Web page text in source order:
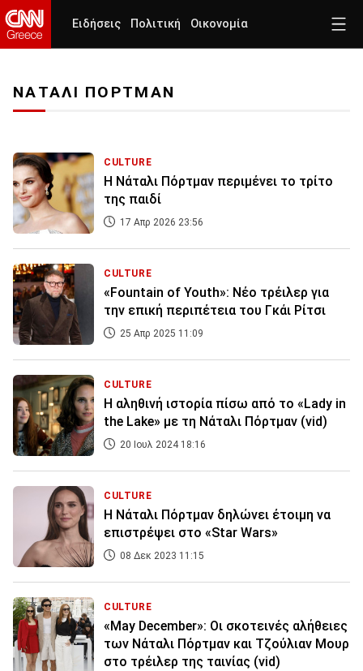
Ειδήσεις Πολιτική Οικονομία
ΝΑΤΑΛΙ ΠΟΡΤΜΑΝ
CULTURE
Η Νάταλι Πόρτμαν περιμένει το τρίτο
της παιδί
17 Απρ 2026 23:56
CULTURE
«Fountain of Youth»: Νέο τρέιλερ για
την επική περιπέτεια του Γκάι Ρίτσι
25 Απρ 2025 11:09
CULTURE
Η αληθινή ιστορία πίσω από το «Lady in
the Lake» με τη Νάταλι Πόρτμαν (vid)
20 Ιουλ 2024 18:16
CULTURE
Η Νάταλι Πόρτμαν δηλώνει έτοιμη να
επιστρέψει στο «Star Wars»
08 Δεκ 2023 11:15
CULTURE
«May December»: Οι σκοτεινές αλήθειες
των Νάταλι Πόρτμαν και Τζούλιαν Μουρ
στο τρέιλερ της ταινίας (vid)